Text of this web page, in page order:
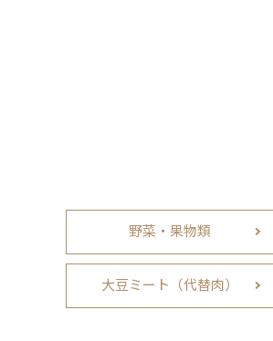
野菜・果物類
大豆ミート（代替肉）